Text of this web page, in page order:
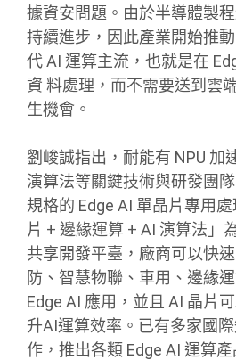
據資安問題。由於半導體製
持續進步，因此產業開始推
代 AI 運算主流，也就是在
資 料處理，而不需要送到雲
生機會。
劉峻誠指出，耐能有 NPU 加
演算法等關鍵技術與研發團
規格的 Edge AI 單晶片專用
片 + 邊緣運算 + AI 演算法」
共享開發平臺，廠商可以快
防、智慧物聯、車用、邊緣
Edge AI 應用，並且 AI 晶片
升AI運算效率。已有多家國
作，推出各類 Edge AI 運算